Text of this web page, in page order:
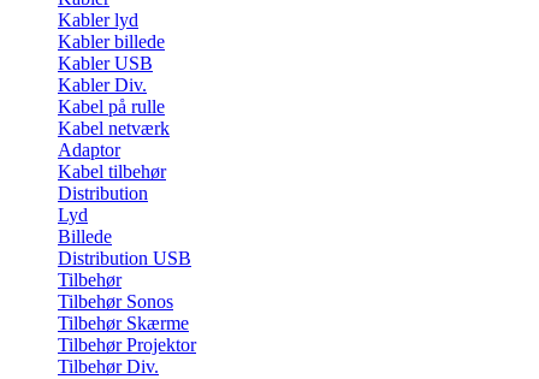
Kabler lyd
Kabler billede
Kabler USB
Kabler Div.
Kabel på rulle
Kabel netværk
Adaptor
Kabel tilbehør
Distribution
Lyd
Billede
Distribution USB
Tilbehør
Tilbehør Sonos
Tilbehør Skærme
Tilbehør Projektor
Tilbehør Div.